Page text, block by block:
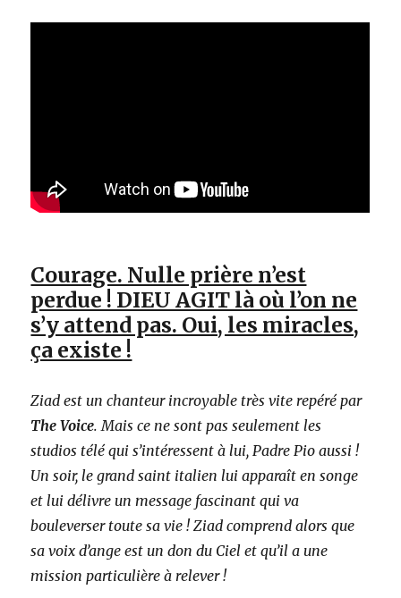
Courage. Nulle prière n’est
perdue ! DIEU AGIT là où l’on ne
s’y attend pas. Oui, les miracles,
ça existe !
Ziad est un chanteur incroyable très vite repéré par
The Voice. Mais ce ne sont pas seulement les
studios télé qui s’intéressent à lui, Padre Pio aussi !
Un soir, le grand saint italien lui apparaît en songe
et lui délivre un message fascinant qui va
bouleverser toute sa vie ! Ziad comprend alors que
sa voix d’ange est un don du Ciel et qu’il a une
mission particulière à relever !